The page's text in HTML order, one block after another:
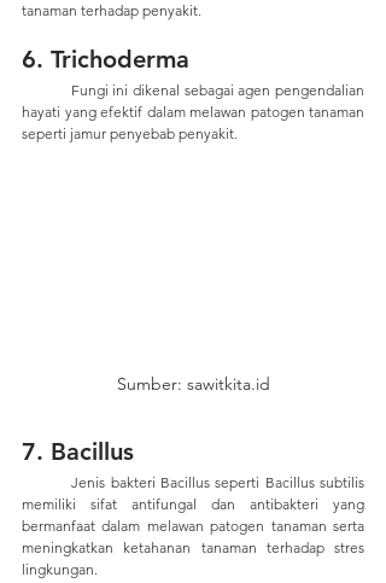
tanaman terhadap penyakit.
6. Trichoderma
hayati yang efektif dalam melawan patogen tanaman
seperti jamur penyebab penyakit.
Sumber: sawitkita.id
7. Bacillus
	Jenis bakteri Bacillus seperti Bacillus subtilis
memiliki sifat antifungal dan antibakteri yang
bermanfaat dalam melawan patogen tanaman serta
meningkatkan ketahanan tanaman terhadap stres
lingkungan.